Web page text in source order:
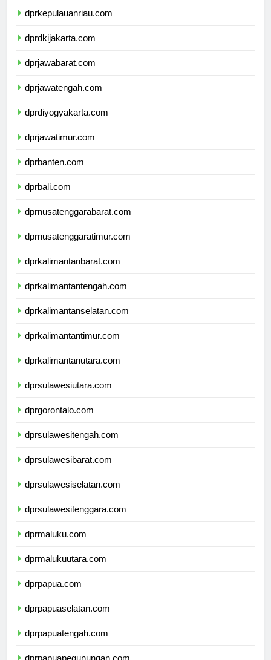
dprkepulauanriau.com
dprdkijakarta.com
dprjawabarat.com
dprjawatengah.com
dprdiyogyakarta.com
dprjawatimur.com
dprbanten.com
dprbali.com
dprnusatenggarabarat.com
dprnusatenggaratimur.com
dprkalimantanbarat.com
dprkalimantantengah.com
dprkalimantanselatan.com
dprkalimantantimur.com
dprkalimantanutara.com
dprsulawesiutara.com
dprgorontalo.com
dprsulawesitengah.com
dprsulawesibarat.com
dprsulawesiselatan.com
dprsulawesitenggara.com
dprmaluku.com
dprmalukuutara.com
dprpapua.com
dprpapuaselatan.com
dprpapuatengah.com
dprpapuapegunungan.com